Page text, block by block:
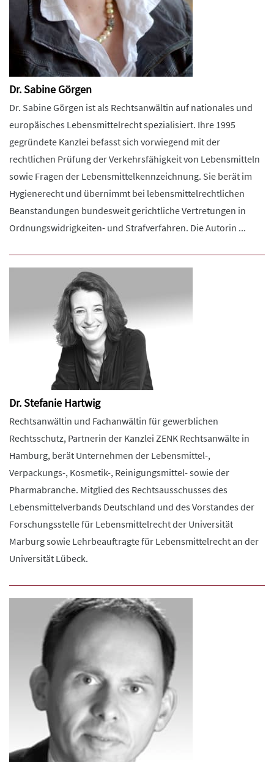
Dr. Sabine Görgen
Dr. Sabine Görgen ist als Rechtsanwältin auf nationales und
europäisches Lebensmittelrecht spezialisiert. Ihre 1995
gegründete Kanzlei befasst sich vorwiegend mit der
rechtlichen Prüfung der Verkehrsfähigkeit von Lebensmitteln
sowie Fragen der Lebensmittelkennzeichnung. Sie berät im
Hygienerecht und übernimmt bei lebensmittelrechtlichen
Beanstandungen bundesweit gerichtliche Vertretungen in
Ordnungswidrigkeiten- und Strafverfahren. Die Autorin ...
Dr. Stefanie Hartwig
Rechtsanwältin und Fachanwältin für gewerblichen
Rechtsschutz, Partnerin der Kanzlei ZENK Rechtsanwälte in
Hamburg, berät Unternehmen der Lebensmittel-,
Verpackungs-, Kosmetik-, Reinigungsmittel- sowie der
Pharmabranche. Mitglied des Rechtsausschusses des
Lebensmittelverbands Deutschland und des Vorstandes der
Forschungsstelle für Lebensmittelrecht der Universität
Marburg sowie Lehrbeauftragte für Lebensmittelrecht an der
Universität Lübeck.